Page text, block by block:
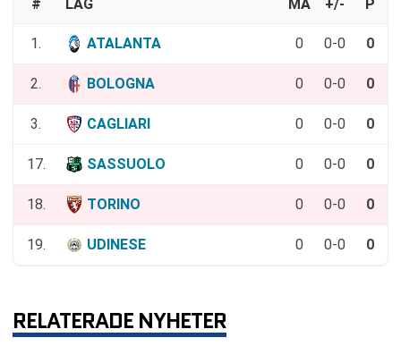
# LAG MA +/- P
1. ATALANTA 0 0-0 0
2. BOLOGNA 0 0-0 0
3. CAGLIARI 0 0-0 0
17. SASSUOLO 0 0-0 0
18. TORINO 0 0-0 0
19. UDINESE 0 0-0 0
RELATERADE NYHETER